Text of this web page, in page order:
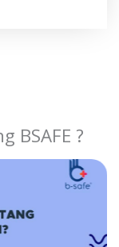
BSAFE ?